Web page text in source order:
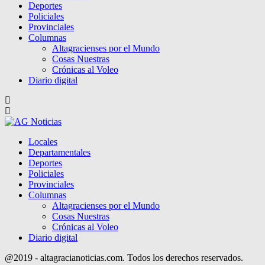
Deportes
Policiales
Provinciales
Columnas
Altagracienses por el Mundo
Cosas Nuestras
Crónicas al Voleo
Diario digital
Locales
Departamentales
Deportes
Policiales
Provinciales
Columnas
Altagracienses por el Mundo
Cosas Nuestras
Crónicas al Voleo
Diario digital
@2019 - altagracianoticias.com. Todos los derechos reservados.